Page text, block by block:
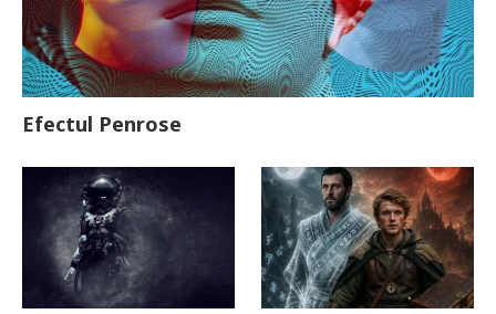
Efectul Penrose